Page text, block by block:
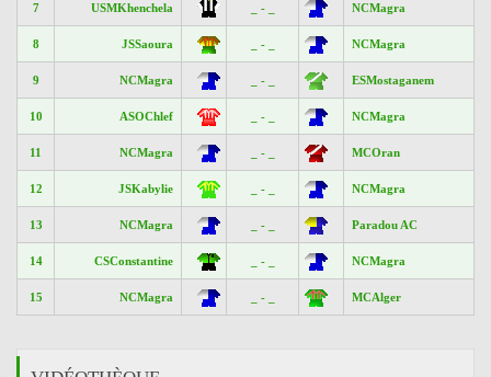
7 USMKhenchela _ - _ NCMagra
8 JSSaoura _ - _ NCMagra
9 NCMagra _ - _ ESMostaganem
10 ASOChlef _ - _ NCMagra
11 NCMagra _ - _ MCOran
12 JSKabylie _ - _ NCMagra
13 NCMagra _ - _ Paradou AC
14 CSConstantine _ - _ NCMagra
15 NCMagra _ - _ MCAlger